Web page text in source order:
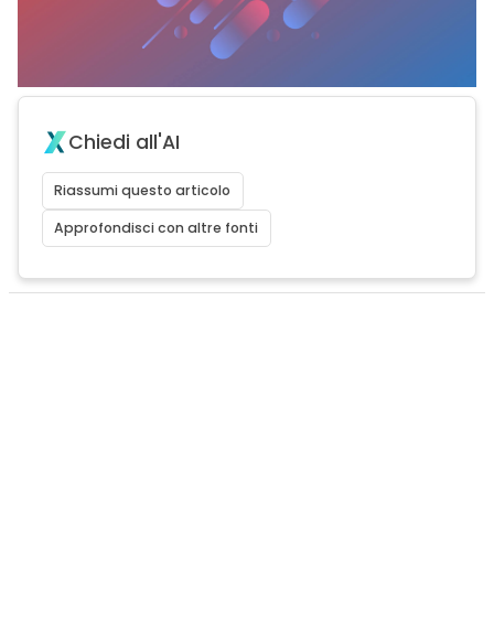
Chiedi all'AI
Riassumi questo articolo
Approfondisci con altre fonti